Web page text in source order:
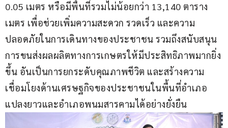
0.05 เมตร หรือมีพื้นที่รวมไม่น้อยกว่า 13,140 ตาราง
เมตร เพื่อช่วยเพิ่มความสะดวก รวดเร็ว และความ
ปลอดภัยในการเดินทางของประชาชน รวมถึงสนับสนุน
การขนส่งผลผลิตทางการเกษตรให้มีประสิทธิภาพมากยิ่ง
ขึ้น อันเป็นการยกระดับคุณภาพชีวิต และสร้างความ
เชื่อมโยงด้านเศรษฐกิจของประชาชนในพื้นที่อำเภอ
แปลงยาวและอำเภอพนมสารคามได้อย่างยั่งยืน